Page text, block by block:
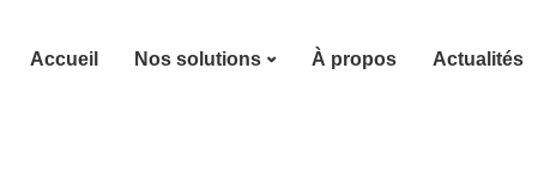
Accueil Nos solutions À propos Actualités